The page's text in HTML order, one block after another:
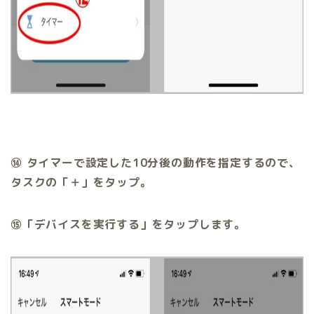
⑭ タイマーで設定した10分後の動作を指定するので、
タスクの「＋」をタップ。
⑮「デバイスを実行する」をタップします。